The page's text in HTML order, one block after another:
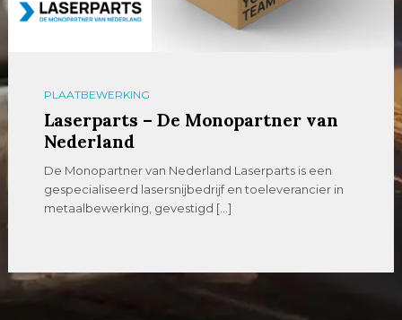
PLAATBEWERKING
Laserparts – De Monopartner van
Nederland
De Monopartner van Nederland Laserparts is een
gespecialiseerd lasersnijbedrijf en toeleverancier in
metaalbewerking, gevestigd […]